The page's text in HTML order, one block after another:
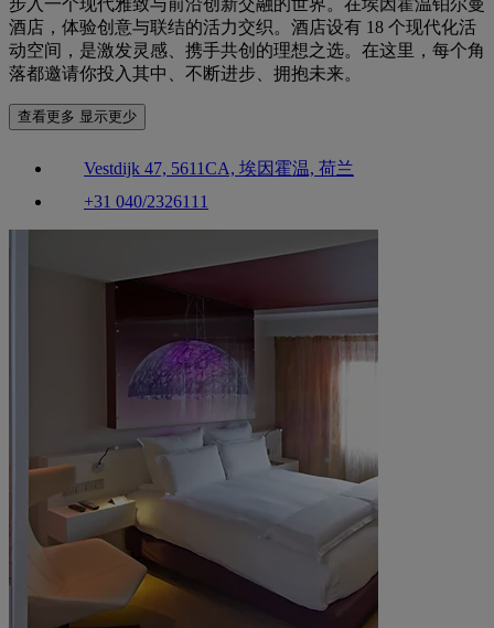
步入一个现代雅致与前沿创新交融的世界。在埃因霍温铂尔曼
酒店，体验创意与联结的活力交织。酒店设有 18 个现代化活
动空间，是激发灵感、携手共创的理想之选。在这里，每个角
落都邀请你投入其中、不断进步、拥抱未来。
查看更多 显示更少
Vestdijk 47, 5611CA, 埃因霍温, 荷兰
+31 040/2326111